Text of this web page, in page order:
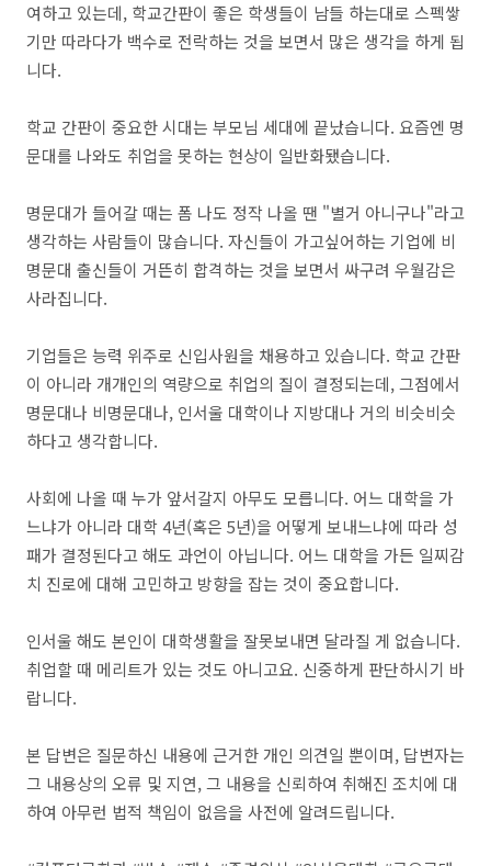
여하고 있는데, 학교간판이 좋은 학생들이 남들 하는대로 스펙쌓
기만 따라다가 백수로 전락하는 것을 보면서 많은 생각을 하게 됩
니다.
학교 간판이 중요한 시대는 부모님 세대에 끝났습니다. 요즘엔 명
문대를 나와도 취업을 못하는 현상이 일반화됐습니다.
명문대가 들어갈 때는 폼 나도 정작 나올 땐 "별거 아니구나"라고
생각하는 사람들이 많습니다. 자신들이 가고싶어하는 기업에 비
명문대 출신들이 거뜬히 합격하는 것을 보면서 싸구려 우월감은
사라집니다.
기업들은 능력 위주로 신입사원을 채용하고 있습니다. 학교 간판
이 아니라 개개인의 역량으로 취업의 질이 결정되는데, 그점에서
명문대나 비명문대나, 인서울 대학이나 지방대나 거의 비슷비슷
하다고 생각합니다.
사회에 나올 때 누가 앞서갈지 아무도 모릅니다. 어느 대학을 가
느냐가 아니라 대학 4년(혹은 5년)을 어떻게 보내느냐에 따라 성
패가 결정된다고 해도 과언이 아닙니다. 어느 대학을 가든 일찌감
치 진로에 대해 고민하고 방향을 잡는 것이 중요합니다.
인서울 해도 본인이 대학생활을 잘못보내면 달라질 게 없습니다.
취업할 때 메리트가 있는 것도 아니고요. 신중하게 판단하시기 바
랍니다.
본 답변은 질문하신 내용에 근거한 개인 의견일 뿐이며, 답변자는
그 내용상의 오류 및 지연, 그 내용을 신뢰하여 취해진 조치에 대
하여 아무런 법적 책임이 없음을 사전에 알려드립니다.